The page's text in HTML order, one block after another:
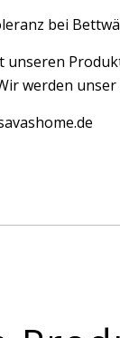
bei
unseren
werden